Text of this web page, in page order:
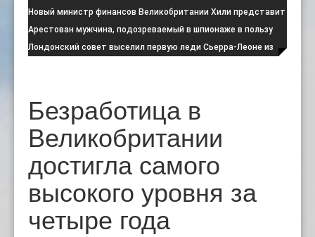
намерен соблюдать запрет на испо:
Новый министр финансов Великобритании Хили представит
свой первый бюджет 28 октя:
Арестован мужчина, подозреваемый в шпионаже в пользу
Ирана на британской военной:
Лондонский совет выселил первую леди Сьерра-Леоне из
Безработица в
Великобритании
достигла самого
высокого уровня за
четыре года